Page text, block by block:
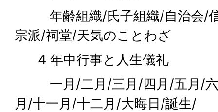
年齢組織/氏子組織/自治会/
宗派/祠堂/天気のことわざ
4 年中行事と人生儀礼
一月/二月/三月/四月/五月/六
月/十一月/十二月/大晦日/誕生/